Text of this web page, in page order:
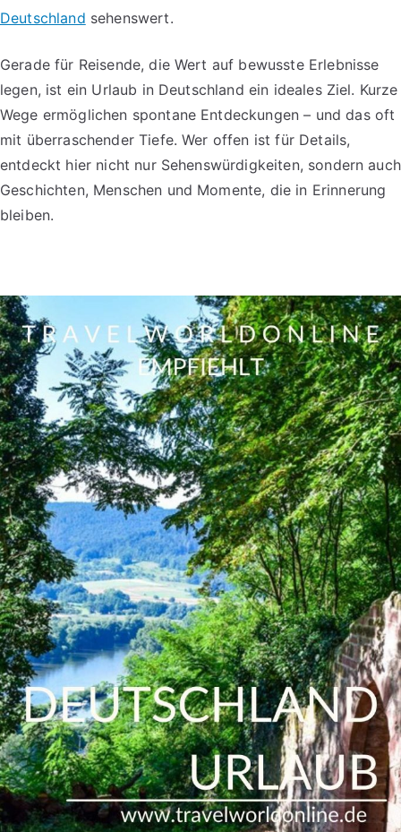
Deutschland sehenswert.
Gerade für Reisende, die Wert auf bewusste Erlebnisse
legen, ist ein Urlaub in Deutschland ein ideales Ziel. Kurze
Wege ermöglichen spontane Entdeckungen – und das oft
mit überraschender Tiefe. Wer offen ist für Details,
entdeckt hier nicht nur Sehenswürdigkeiten, sondern auch
Geschichten, Menschen und Momente, die in Erinnerung
bleiben.